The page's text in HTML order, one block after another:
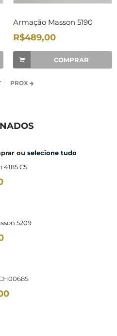
Armação Masson 5190
R$489,00
COMPRAR
PROX
ou selecione tudo
4185 C5
5209